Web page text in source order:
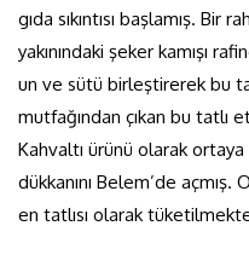
gıda sıkıntısı başlamış. Bir
yakınındaki şeker kamışı
un ve sütü birleştirerek bu
mutfağından çıkan bu tatlı
Kahvaltı ürünü olarak ortaya
dükkanını Belem’de
en tatlısı olarak